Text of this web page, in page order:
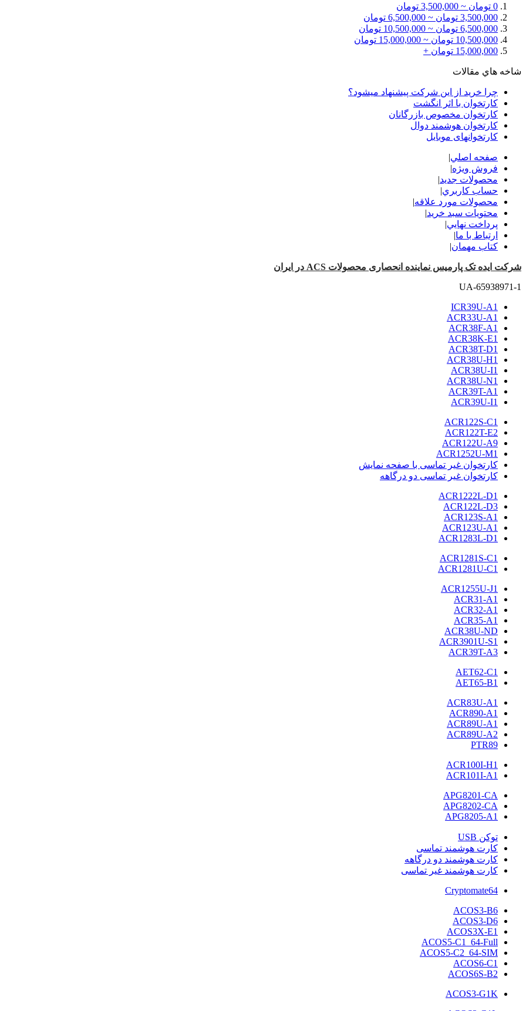
0 تومان ~ 3,500,000 تومان
3,500,000 تومان ~ 6,500,000 تومان
6,500,000 تومان ~ 10,500,000 تومان
10,500,000 تومان ~ 15,000,000 تومان
15,000,000 تومان +
شاخه هاي مقالات
چرا خرید از این شرکت پیشنهاد میشود؟
کارتخوان با اثر انگشت
کارتخوان مخصوص بازرگانان
کارتخوان هوشمند دوال
کارتخوانهای موبایل
صفحه اصلي|
فروش ویژه|
محصولات جدید|
حساب کاربري|
محصولات مورد علاقه|
محتويات سبد خريد|
پرداخت نهايي|
ارتباط با ما|
کتاب مهمان|
شرکت ایده تک پارمیس نماینده انحصاری محصولات ACS در ایران
UA-65938971-1
ICR39U-A1
ACR33U-A1
ACR38F-A1
ACR38K-E1
ACR38T-D1
ACR38U-H1
ACR38U-I1
ACR38U-N1
ACR39T-A1
ACR39U-I1
ACR122S-C1
ACR122T-E2
ACR122U-A9
ACR1252U-M1
کارتخوان غیر تماسی با صفحه نمایش
کارتخوان غیر تماسی دو درگاهه
ACR1222L-D1
ACR122L-D3
ACR123S-A1
ACR123U-A1
ACR1283L-D1
ACR1281S-C1
ACR1281U-C1
ACR1255U-J1
ACR31-A1
ACR32-A1
ACR35-A1
ACR38U-ND
ACR3901U-S1
ACR39T-A3
AET62-C1
AET65-B1
ACR83U-A1
ACR890-A1
ACR89U-A1
ACR89U-A2
PTR89
ACR100I-H1
ACR101I-A1
APG8201-CA
APG8202-CA
APG8205-A1
توکن USB
کارت هوشمند تماسی
کارت هوشمند دو درگاهه
کارت هوشمند غیر تماسی
Cryptomate64
ACOS3-B6
ACOS3-D6
ACOS3X-E1
ACOS5-C1_64-Full
ACOS5-C2_64-SIM
ACOS6-C1
ACOS6S-B2
ACOS3-G1K